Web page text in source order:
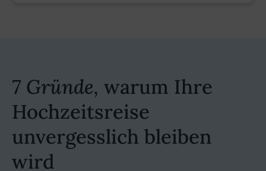
7 Gründe, warum Ihre
Hochzeitsreise
unvergesslich bleiben
wird